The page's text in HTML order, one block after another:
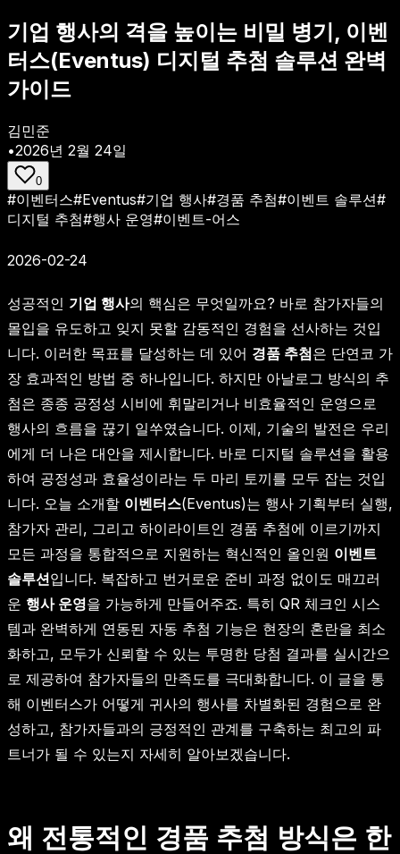
기업 행사의 격을 높이는 비밀 병기, 이벤
터스(Eventus) 디지털 추첨 솔루션 완벽
가이드
김민준
•2026년 2월 24일
0
#이벤터스#Eventus#기업 행사#경품 추첨#이벤트 솔루션#
디지털 추첨#행사 운영#이벤트-어스
2026-02-24
성공적인 기업 행사의 핵심은 무엇일까요? 바로 참가자들의
몰입을 유도하고 잊지 못할 감동적인 경험을 선사하는 것입
니다. 이러한 목표를 달성하는 데 있어 경품 추첨은 단연코 가
장 효과적인 방법 중 하나입니다. 하지만 아날로그 방식의 추
첨은 종종 공정성 시비에 휘말리거나 비효율적인 운영으로
행사의 흐름을 끊기 일쑤였습니다. 이제, 기술의 발전은 우리
에게 더 나은 대안을 제시합니다. 바로 디지털 솔루션을 활용
하여 공정성과 효율성이라는 두 마리 토끼를 모두 잡는 것입
니다. 오늘 소개할 이벤터스(Eventus)는 행사 기획부터 실행,
참가자 관리, 그리고 하이라이트인 경품 추첨에 이르기까지
모든 과정을 통합적으로 지원하는 혁신적인 올인원 이벤트
솔루션입니다. 복잡하고 번거로운 준비 과정 없이도 매끄러
운 행사 운영을 가능하게 만들어주죠. 특히 QR 체크인 시스
템과 완벽하게 연동된 자동 추첨 기능은 현장의 혼란을 최소
화하고, 모두가 신뢰할 수 있는 투명한 당첨 결과를 실시간으
로 제공하여 참가자들의 만족도를 극대화합니다. 이 글을 통
해 이벤터스가 어떻게 귀사의 행사를 차별화된 경험으로 완
성하고, 참가자들과의 긍정적인 관계를 구축하는 최고의 파
트너가 될 수 있는지 자세히 알아보겠습니다.
왜 전통적인 경품 추첨 방식은 한